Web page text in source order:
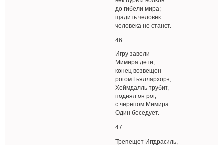
до гибели мира;
щадить человек
человека не станет.
46
Игру завели
Мимира дети,
конец возвещен
рогом Гьяллархорн;
Хеймдалль трубит,
поднял он рог,
с черепом Мимира
Один беседует.
47
Трепещет Иггдрасиль,